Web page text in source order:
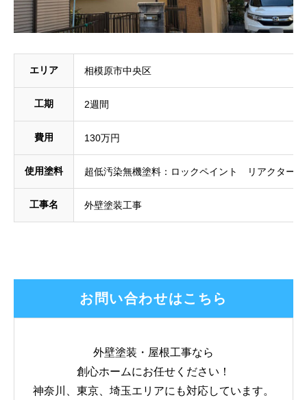
エリア 相模原市中央区
工期 2週間
費用 130万円
使用塗料 超低汚染無機塗料：ロックペイント リアクターコ
工事名 外壁塗装工事
お問い合わせはこちら
外壁塗装・屋根工事なら
創心ホームにお任せください！
神奈川、東京、埼玉エリアにも対応しています。